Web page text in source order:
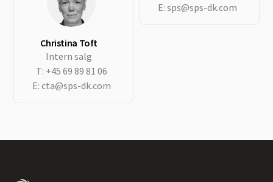
Christina Toft
Intern salg
T: +45 69 89 81 06
E: cta@sps-dk.com
E: sps@sps-dk.com